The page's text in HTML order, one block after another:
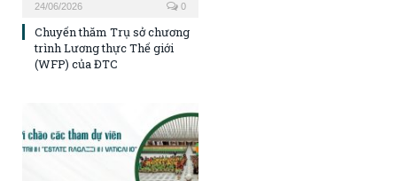
24/06/2026 0
Chuyến thăm Trụ sở chương
trình Lương thực Thế giới
(WFP) của ĐTC